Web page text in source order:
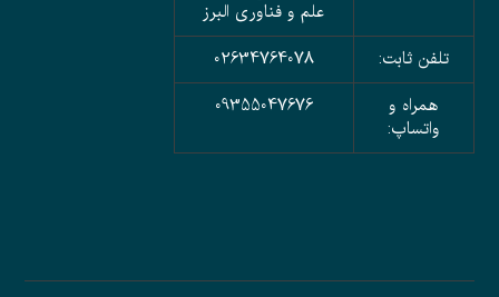
علم و فناوری البرز
تلفن ثابت:
02634764078
همراه و
واتساپ:
09355047676